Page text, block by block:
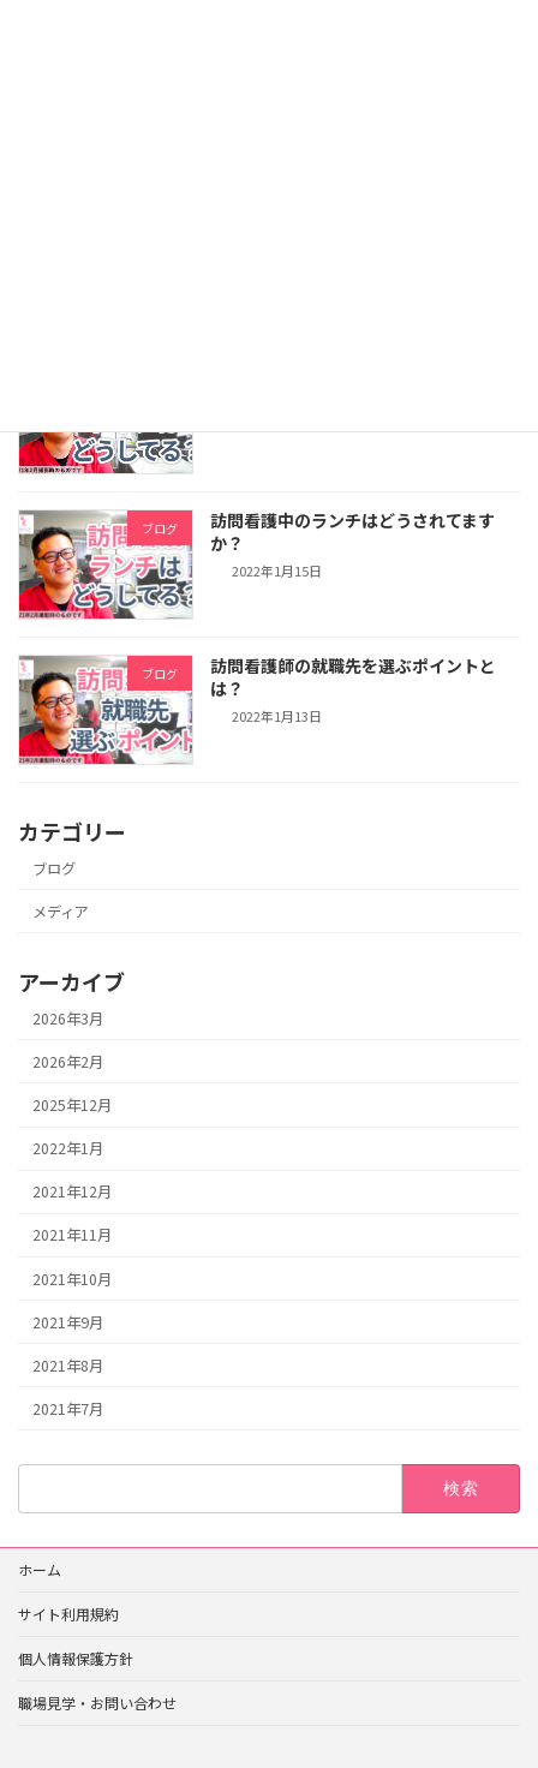
ブログ
訪問看護中のランチはどうされてます
か？
2022年1月15日
ブログ
訪問看護師の就職先を選ぶポイントと
は？
2022年1月13日
カテゴリー
ブログ
メディア
アーカイブ
2026年3月
2026年2月
2025年12月
2022年1月
2021年12月
2021年11月
2021年10月
2021年9月
2021年8月
2021年7月
ホーム
サイト利用規約
個人情報保護方針
職場見学・お問い合わせ